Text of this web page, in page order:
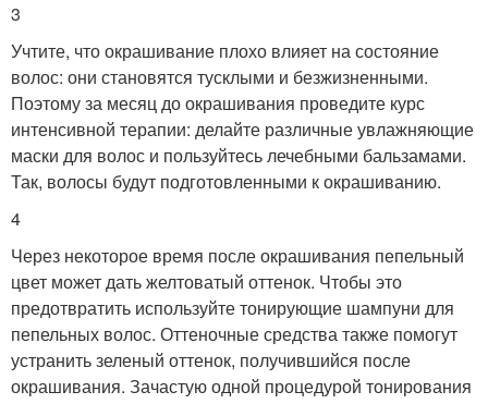
3
Учтите, что окрашивание плохо влияет на состояние
волос: они становятся тусклыми и безжизненными.
Поэтому за месяц до окрашивания проведите курс
интенсивной терапии: делайте различные увлажняющие
маски для волос и пользуйтесь лечебными бальзамами.
Так, волосы будут подготовленными к окрашиванию.
4
Через некоторое время после окрашивания пепельный
цвет может дать желтоватый оттенок. Чтобы это
предотвратить используйте тонирующие шампуни для
пепельных волос. Оттеночные средства также помогут
устранить зеленый оттенок, получившийся после
окрашивания. Зачастую одной процедурой тонирования